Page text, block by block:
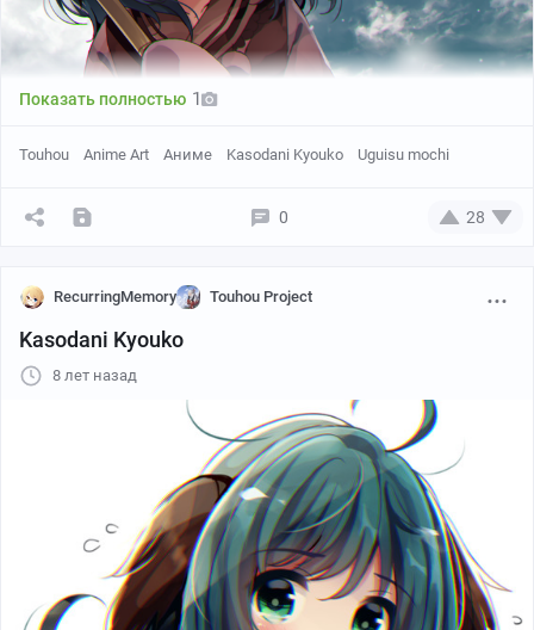
Показать полностью 1
Touhou Anime Art Аниме Kasodani Kyouko Uguisu mochi
0 28
RecurringMemory Touhou Project
Kasodani Kyouko
8 лет назад